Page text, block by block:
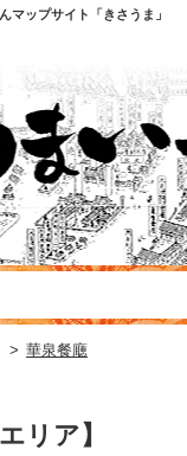
ップサイト「きさうま」
> 華泉餐廰
リア】